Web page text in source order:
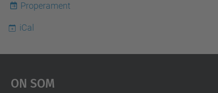
Properament
iCal
On Som